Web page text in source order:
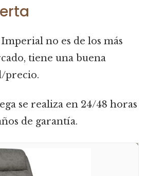
no es de los más
tiene una buena
precio.
se realiza en 24/48 horas
de garantía.